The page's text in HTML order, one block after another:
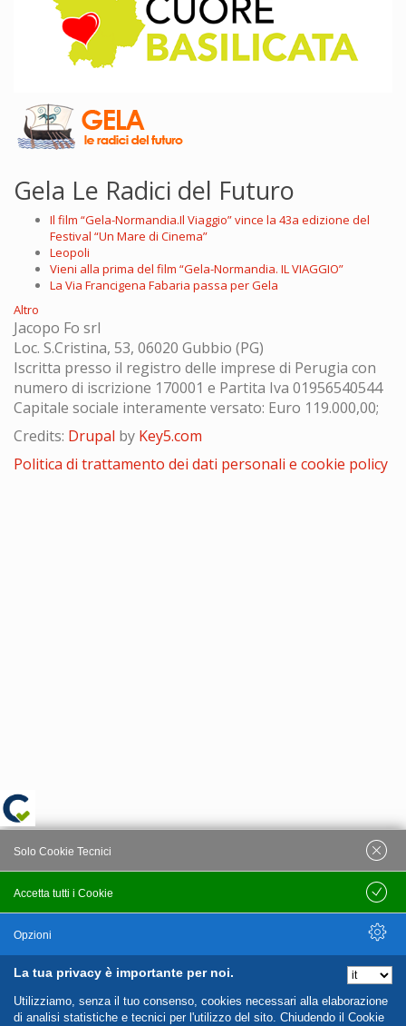
Gela Le Radici del Futuro
Il film “Gela-Normandia.Il Viaggio” vince la 43a edizione del
Festival “Un Mare di Cinema”
Leopoli
Vieni alla prima del film “Gela-Normandia. IL VIAGGIO”
La Via Francigena Fabaria passa per Gela
Altro
Jacopo Fo srl
Loc. S.Cristina, 53, 06020 Gubbio (PG)
Iscritta presso il registro delle imprese di Perugia con
numero di iscrizione 170001 e Partita Iva 01956540544
Capitale sociale interamente versato: Euro 119.000,00;
Credits: Drupal by Key5.com
Politica di trattamento dei dati personali e cookie policy
La tua privacy è importante per noi.
Utilizziamo, senza il tuo consenso, cookies necessari alla elaborazione
di analisi statistiche e tecnici per l'utilizzo del sito. Chiudendo il Cookie
Accetta tutti i Cookie
Solo Cookie Tecnici
Salva
Opzioni
Nascondi Opzioni